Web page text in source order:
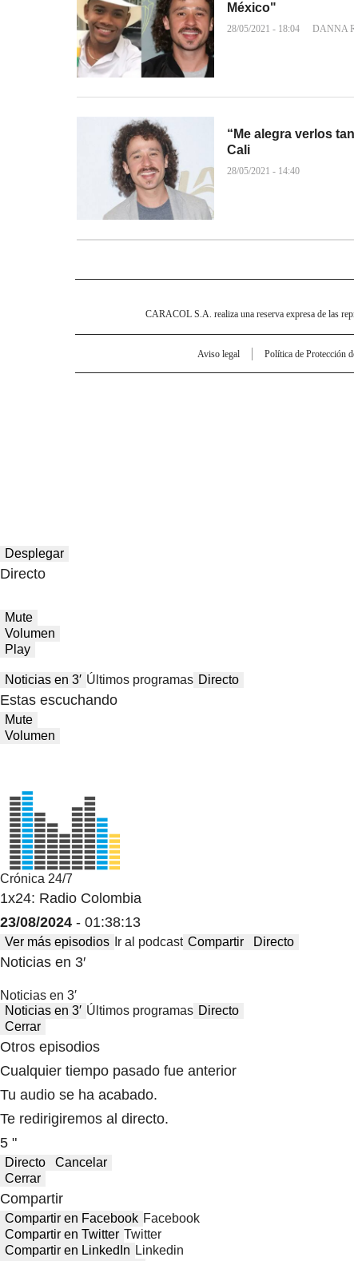
México"
28/05/2021 - 18:04 DANNA
“Me alegra verlos
Cali
28/05/2021 - 14:40
CARACOL S.A. realiza una reserva expresa de las
Aviso legal Política de Protección
Desplegar
Directo
Mute
Volumen
Play
Noticias en 3′ Últimos programas Directo
Estas escuchando
Mute
Volumen
Crónica 24/7
1x24: Radio Colombia
23/08/2024 - 01:38:13
Ver más episodios Ir al podcast Compartir Directo
Noticias en 3′
Noticias en 3′
Noticias en 3′ Últimos programas Directo
Cerrar
Otros episodios
Cualquier tiempo pasado fue anterior
Tu audio se ha acabado.
Te redirigiremos al directo.
5 "
Directo
Cancelar
Cerrar
Compartir
Compartir en Facebook Facebook
Compartir en Twitter Twitter
Compartir en LinkedIn Linkedin